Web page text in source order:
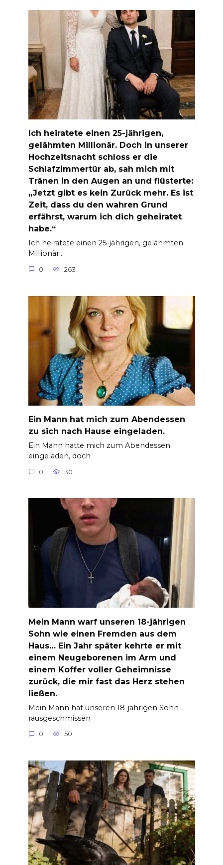
Ich heiratete einen 25-jährigen,
gelähmten Millionär. Doch in unserer
Hochzeitsnacht schloss er die
Schlafzimmertür ab, sah mich mit
Tränen in den Augen an und flüsterte:
„Jetzt gibt es kein Zurück mehr. Es ist
Zeit, dass du den wahren Grund
erfährst, warum ich dich geheiratet
habe.“
Ich heiratete einen 25-jährigen, gelähmten
Millionär…
0 263
Ein Mann hat mich zum Abendessen
zu sich nach Hause eingeladen.
Ein Mann hatte mich zum Abendessen
eingeladen, doch
0 30
Mein Mann warf unseren 18-jährigen
Sohn wie einen Fremden aus dem
Haus… Ein Jahr später kehrte er mit
einem Neugeborenen im Arm und
einem Koffer voller Geheimnisse
zurück, die mir fast das Herz stehen
ließen.
Mein Mann hat unseren 18-jährigen Sohn
rausgeschmissen
0 50